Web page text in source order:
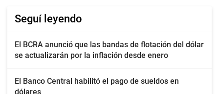
Seguí leyendo
El BCRA anunció que las bandas de flotación del dólar
se actualizarán por la inflación desde enero
El Banco Central habilitó el pago de sueldos en
dólares